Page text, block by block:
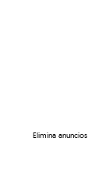
Elimina